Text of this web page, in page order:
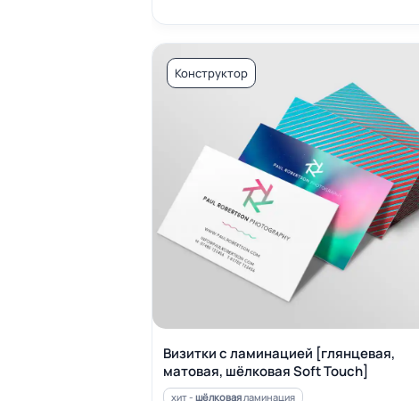
Конструктор
Визитки с ламинацией [глянцевая,
матовая, шёлковая Soft Touch]
хит - шёлковая ламинация